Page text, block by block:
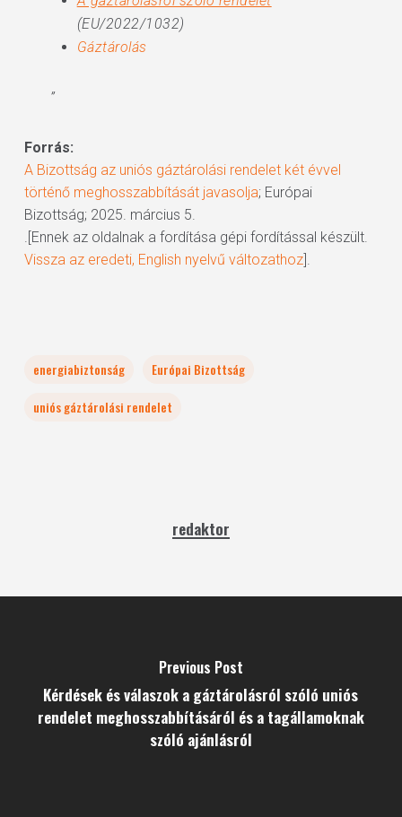
(EU/2022/1032)
Gáztárolás
”
Forrás:
A Bizottság az uniós gáztárolási rendelet két évvel
történő meghosszabbítását javasolja; Európai
Bizottság; 2025. március 5.
.[Ennek az oldalnak a fordítása gépi fordítással készült.
Vissza az eredeti, English nyelvű változathoz].
energiabiztonság
Európai Bizottság
uniós gáztárolási rendelet
redaktor
Previous Post
Kérdések és válaszok a gáztárolásról szóló uniós
rendelet meghosszabbításáról és a tagállamoknak
szóló ajánlásról